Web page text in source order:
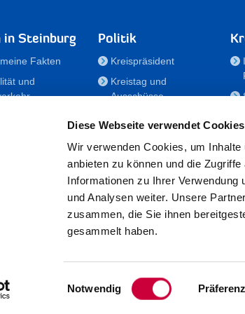
Diese Webseite verwendet Cookies
Wir verwenden Cookies, um
anbieten zu können und die
Informationen zu Ihrer
und Analysen weiter. Unsere
zusammen, die Sie ihnen
gesammelt haben.
Einwilligungsauswahl
Notwendig
in Steinburg
Fakten
und
Politik
Kreispräsident
Kreistag und
Ausschüsse
für Menschen mit
Behinderung
Der
Kreisseniorenbeirat
Förderstiftung
Fördergesellschaft/
Steinburg · Viktoriastraße 16-18 · 25524